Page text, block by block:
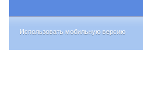
Использовать мобильную версию